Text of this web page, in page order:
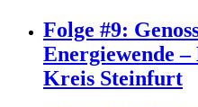
Folge #9:
Energiewende
Kreis Steinfurt